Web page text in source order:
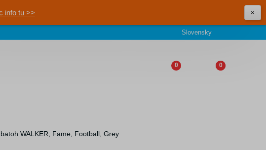
info tu >> ×
Slovensky
0 0
WALKER, Fame, Football, Grey